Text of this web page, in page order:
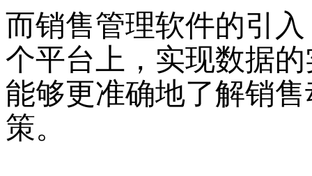
而销售管理软件的引
个平台上，实现数据
能够更准确地了解销
策。